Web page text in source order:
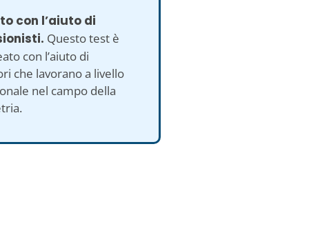
con l’aiuto di
Questo test è
con l’aiuto di
che lavorano a livello
nel campo della